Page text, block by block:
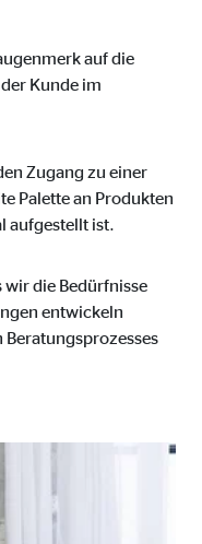
auf die
Kunde im
Zugang zu einer
Palette an Produkten
aufgestellt ist.
wir die Bedürfnisse
entwickeln
Beratungsprozesses